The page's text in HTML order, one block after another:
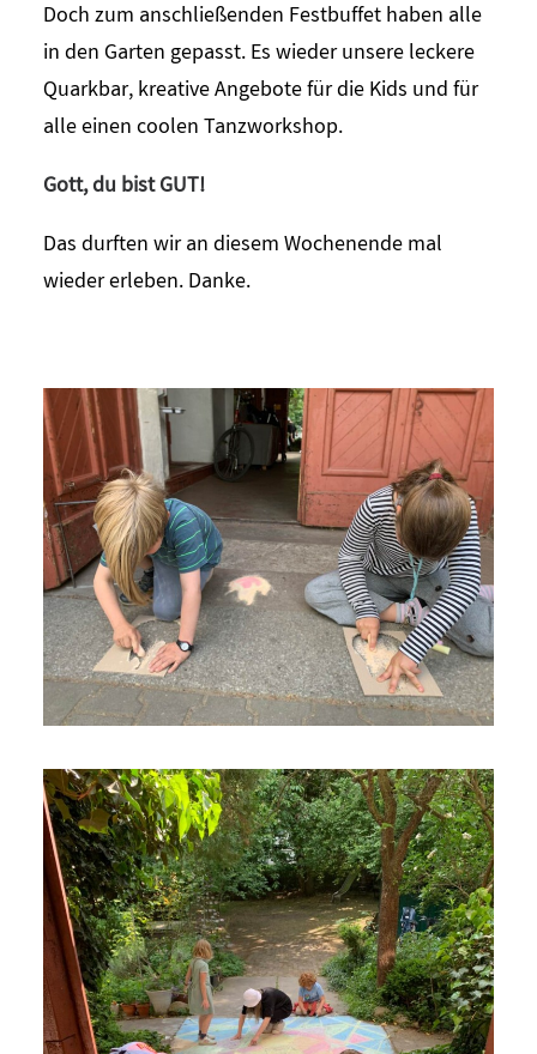
Doch zum anschließenden Festbuffet haben alle
in den Garten gepasst. Es wieder unsere leckere
Quarkbar, kreative Angebote für die Kids und für
alle einen coolen Tanzworkshop.
Gott, du bist GUT!
Das durften wir an diesem Wochenende mal
wieder erleben. Danke.